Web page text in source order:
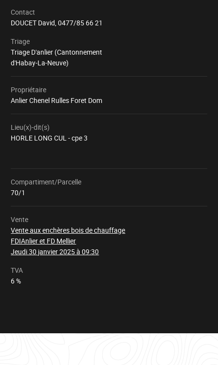
Contact
DOUCET David,0477/85 66 21
Triage
Triage D'anlier (Cantonnement
d'Habay-La-Neuve)
Propriétaire
Anlier Chenel Rulles Foret Dom
Lieu(x)-dit(s)
HORLE LONG CUL - cpe 3
Compartiment/Parcelle
70/1
Vente
Vente aux enchères bois de chauffage
FDIAnlier et FD Mellier
Jeudi 30 janvier 2025 à 09:30
Chargement
TVA
6 %